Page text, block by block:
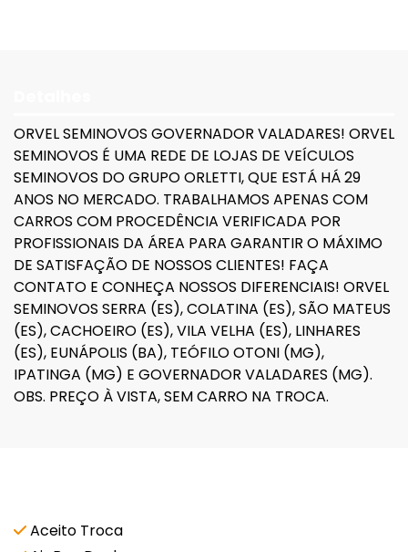
ORVEL SEMINOVOS GOVERNADOR VALADARES! ORVEL
SEMINOVOS É UMA REDE DE LOJAS DE VEÍCULOS
SEMINOVOS DO GRUPO ORLETTI, QUE ESTÁ HÁ 29
ANOS NO MERCADO. TRABALHAMOS APENAS COM
CARROS COM PROCEDÊNCIA VERIFICADA POR
PROFISSIONAIS DA ÁREA PARA GARANTIR O MÁXIMO
DE SATISFAÇÃO DE NOSSOS CLIENTES! FAÇA
CONTATO E CONHEÇA NOSSOS DIFERENCIAIS! ORVEL
SEMINOVOS SERRA (ES), COLATINA (ES), SÃO MATEUS
(ES), CACHOEIRO (ES), VILA VELHA (ES), LINHARES
(ES), EUNÁPOLIS (BA), TEÓFILO OTONI (MG),
IPATINGA (MG) E GOVERNADOR VALADARES (MG).
OBS. PREÇO À VISTA, SEM CARRO NA TROCA.
Aceito Troca